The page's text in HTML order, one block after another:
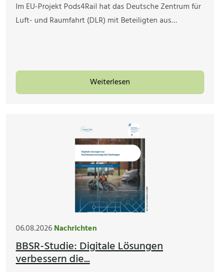
Im EU-Projekt Pods4Rail hat das Deutsche Zentrum für
Luft- und Raumfahrt (DLR) mit Beteiligten aus…
Weiterlesen
06.08.2026Nachrichten
BBSR-Studie: Digitale Lösungen
verbessern die...